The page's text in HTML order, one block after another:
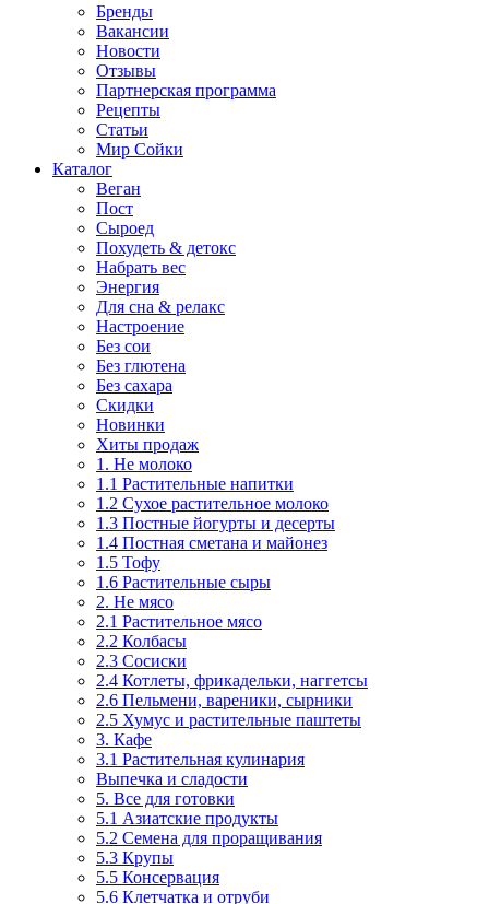
Бренды
Вакансии
Новости
Отзывы
Партнерская программа
Рецепты
Статьи
Мир Сойки
Каталог
Веган
Пост
Сыроед
Похудеть & детокс
Набрать вес
Энергия
Для сна & релакс
Настроение
Без сои
Без глютена
Без сахара
Скидки
Новинки
Хиты продаж
1. Не молоко
1.1 Растительные напитки
1.2 Сухое растительное молоко
1.3 Постные йогурты и десерты
1.4 Постная сметана и майонез
1.5 Тофу
1.6 Растительные сыры
2. Не мясо
2.1 Растительное мясо
2.2 Колбасы
2.3 Сосиски
2.4 Котлеты, фрикадельки, наггетсы
2.6 Пельмени, вареники, сырники
2.5 Хумус и растительные паштеты
3. Кафе
3.1 Растительная кулинария
Выпечка и сладости
5. Все для готовки
5.1 Азиатские продукты
5.2 Семена для проращивания
5.3 Крупы
5.5 Консервация
5.6 Клетчатка и отруби